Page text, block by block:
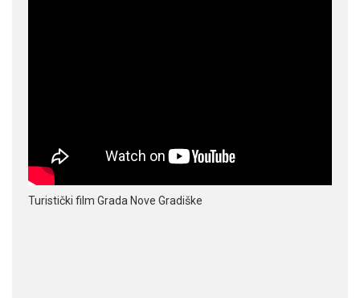
Turistički film Grada Nove Gradiške